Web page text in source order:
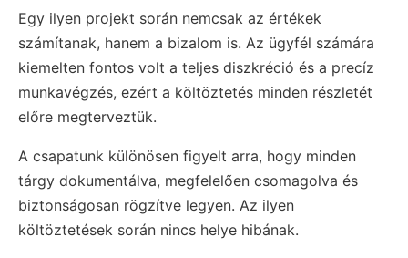
Egy ilyen projekt során nemcsak az értékek
számítanak, hanem a bizalom is. Az ügyfél számára
kiemelten fontos volt a teljes diszkréció és a precíz
munkavégzés, ezért a költöztetés minden részletét
előre megterveztük.
A csapatunk különösen figyelt arra, hogy minden
tárgy dokumentálva, megfelelően csomagolva és
biztonságosan rögzítve legyen. Az ilyen
költöztetések során nincs helye hibának.